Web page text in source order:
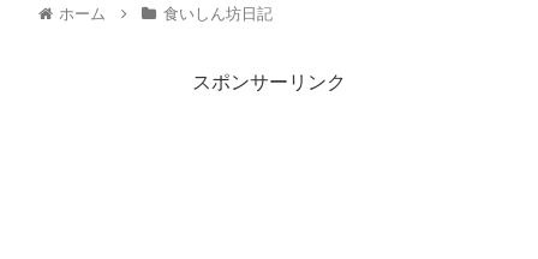
ホーム 食いしん坊日記
スポンサーリンク